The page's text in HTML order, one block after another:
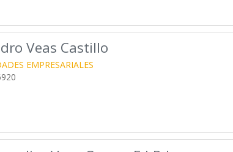
Veas Castillo
EMPRESARIALES